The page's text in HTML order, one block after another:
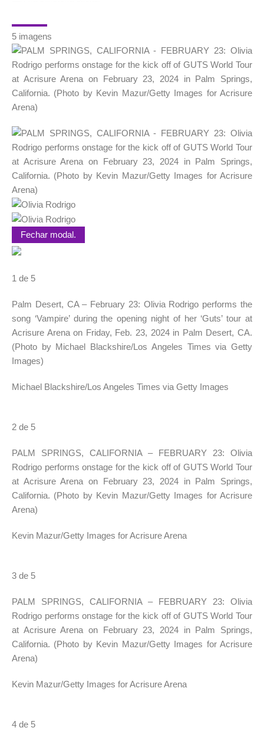
5 imagens
Fechar modal.
1 de 5
Palm Desert, CA – February 23: Olivia Rodrigo performs the
song ‘Vampire’ during the opening night of her ‘Guts’ tour at
Acrisure Arena on Friday, Feb. 23, 2024 in Palm Desert, CA.
(Photo by Michael Blackshire/Los Angeles Times via Getty
Images)
Michael Blackshire/Los Angeles Times via Getty Images
2 de 5
PALM SPRINGS, CALIFORNIA – FEBRUARY 23: Olivia
Rodrigo performs onstage for the kick off of GUTS World Tour
at Acrisure Arena on February 23, 2024 in Palm Springs,
California. (Photo by Kevin Mazur/Getty Images for Acrisure
Arena)
Kevin Mazur/Getty Images for Acrisure Arena
3 de 5
PALM SPRINGS, CALIFORNIA – FEBRUARY 23: Olivia
Rodrigo performs onstage for the kick off of GUTS World Tour
at Acrisure Arena on February 23, 2024 in Palm Springs,
California. (Photo by Kevin Mazur/Getty Images for Acrisure
Arena)
Kevin Mazur/Getty Images for Acrisure Arena
4 de 5